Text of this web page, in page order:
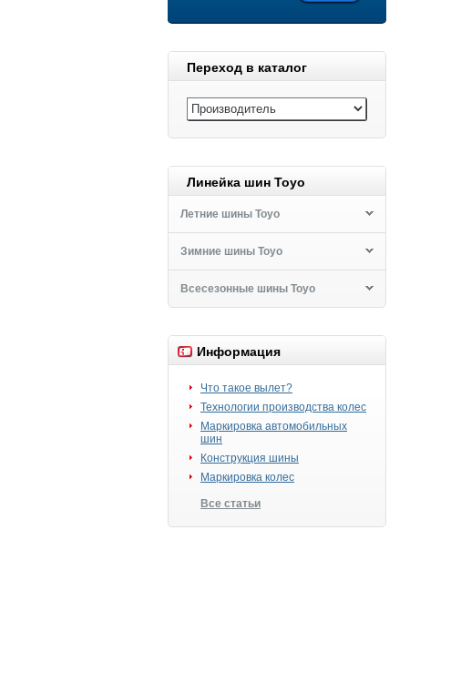
Переход в каталог
Линейка шин Toyo
Летние шины Toyo
Зимние шины Toyo
Всесезонные шины Toyo
Информация
Что такое вылет?
Технологии производства колес
Маркировка автомобильных
шин
Конструкция шины
Маркировка колес
Все статьи